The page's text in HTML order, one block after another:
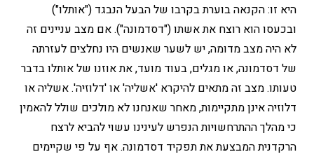
היא זו: הקנאה בוערת בקרבו של הבעל הנבגד ("אותלו")
ובכעסו הוא רוצח את אשתו ("דסדמונה"). אם מצב עניינים זה
לא היה מצב מדומה, יש לשער שאנשים היו נחלצים לעזרתה
של דסדמונה, או מגלים, בעוד מועד, את אוזנו של אותלו בדבר
טעותו. מצב זה מתאים להיקרא 'אשליה' או 'דלוזיה'. אשליה או
דלוזיה אינן מתקיימות, מאחר שאנחנו לא מולכים שולל להאמין
כי מהלך ההתרחשויות הנפרש לעינינו עשוי להביא לרצח
הרקדנית המבצעת את תפקיד דסדמונה. אף על פי שקיימים